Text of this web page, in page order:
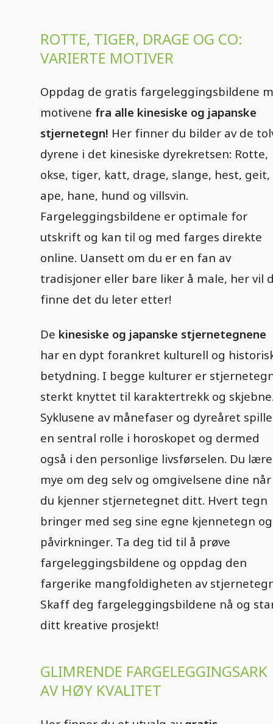
ROTTE, TIGER, DRAGE OG CO:
VARIERTE MOTIVER
Oppdag de gratis fargeleggingsbildene
motivene fra alle kinesiske og japanske
stjernetegn! Her finner du bilder av de
dyrene i det kinesiske dyrekretsen: Rotte,
okse, tiger, katt, drage, slange, hest, geit,
ape, hane, hund og villsvin.
Fargeleggingsbildene er optimale for
utskrift og kan til og med farges direkte
online. Uansett om du er en fan av
tradisjoner eller bare liker å male, her vil
finne det du leter etter!
De kinesiske og japanske stjernetegnene
har en dypt forankret kulturell og
betydning. I begge kulturer er
sterkt knyttet til karaktertrekk og
Syklusene av månefaser og dyreåret
en sentral rolle i horoskopet og dermed
også i den personlige livsførselen. Du
mye om deg selv og omgivelsene dine når
du kjenner stjernetegnet ditt. Hvert tegn
bringer med seg sine egne kjennetegn og
påvirkninger. Ta deg tid til å prøve
fargeleggingsbildene og oppdag den
fargerike mangfoldigheten av
Skaff deg fargeleggingsbildene nå og
ditt kreative prosjekt!
GLIMRENDE FARGELEGGINGSARK
AV HØY KVALITET